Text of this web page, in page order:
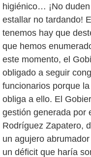
higiénico… ¡No
estallar no tardando!
tenemos hay que
que hemos
este momento, el
obligado a seguir
funcionarios porque
obliga a ello. El
gestión generada por
Rodríguez Zapatero,
un agujero
un déficit que haría